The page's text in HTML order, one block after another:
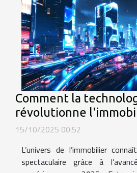
Comment la
révolutionne
15/10/2025 00:52
L’univers de l’immobilier
spectaculaire grâce à